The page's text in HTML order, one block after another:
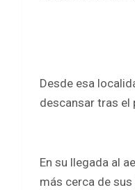
Desde esa
descansar tras el
En su llegada al
más cerca de